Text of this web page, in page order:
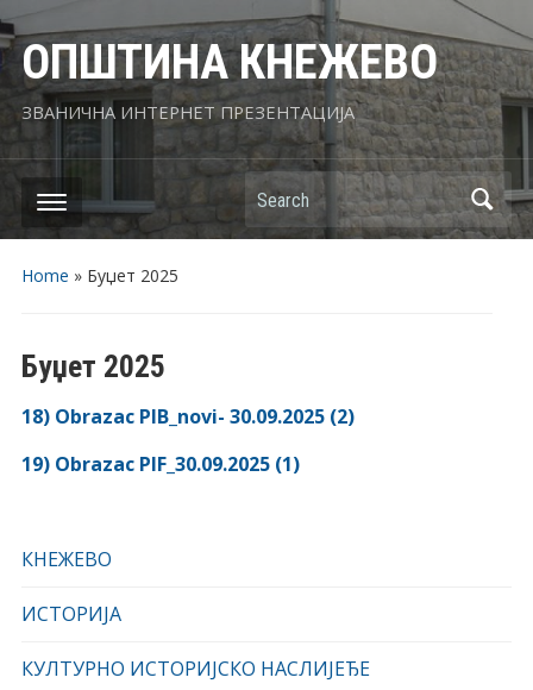
ОПШТИНА КНЕЖЕВО
ЗВАНИЧНА ИНТЕРНЕТ ПРЕЗЕНТАЦИЈА
Search
Home » Буџет 2025
КНЕЖЕВО
ИСТОРИЈА
КУЛТУРНО ИСТОРИЈСКО НАСЛИЈЕЂЕ
Буџет 2025
18) Obrazac PIB_novi- 30.09.2025 (2)
19) Obrazac PIF_30.09.2025 (1)